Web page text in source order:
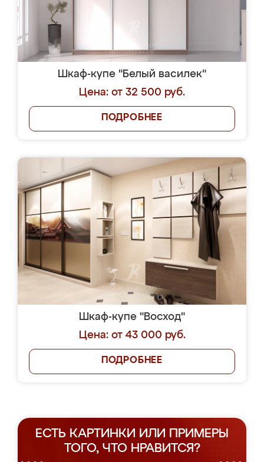
Шкаф-купе "Белый василек"
Цена: от 32 500 руб.
ПОДРОБНЕЕ
Шкаф-купе "Восход"
Цена: от 43 000 руб.
ПОДРОБНЕЕ
ЕСТЬ КАРТИНКИ ИЛИ ПРИМЕРЫ
ТОГО, ЧТО НРАВИТСЯ?